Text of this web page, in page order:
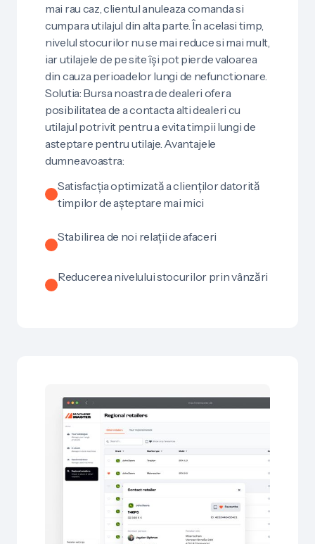
mai rau caz, clientul anuleaza comanda si
cumpara utilajul din alta parte. În acelasi timp,
nivelul stocurilor nu se mai reduce si mai mult,
iar utilajele de pe site își pot pierde valoarea
din cauza perioadelor lungi de nefunctionare.
Solutia: Bursa noastra de dealeri ofera
posibilitatea de a contacta alti dealeri cu
utilajul potrivit pentru a evita timpii lungi de
asteptare pentru utilaje. Avantajele
dumneavoastra:
Satisfacția optimizată a clienților datorită
timpilor de așteptare mai mici
Stabilirea de noi relații de afaceri
Reducerea nivelului stocurilor prin vânzări